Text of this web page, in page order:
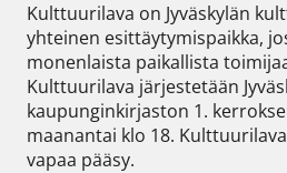
Kulttuurilava on Jyväskylän
yhteinen esittäytymispaikka,
monenlaista paikallista
Kulttuurilava järjestetään
kaupunginkirjaston 1.
maanantai klo 18.
vapaa pääsy.